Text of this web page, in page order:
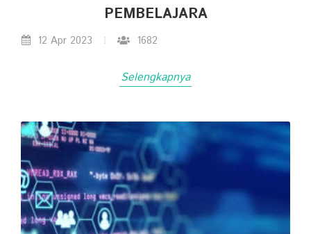
PEMBELAJARA
12 Apr 2023 1682
Selengkapnya